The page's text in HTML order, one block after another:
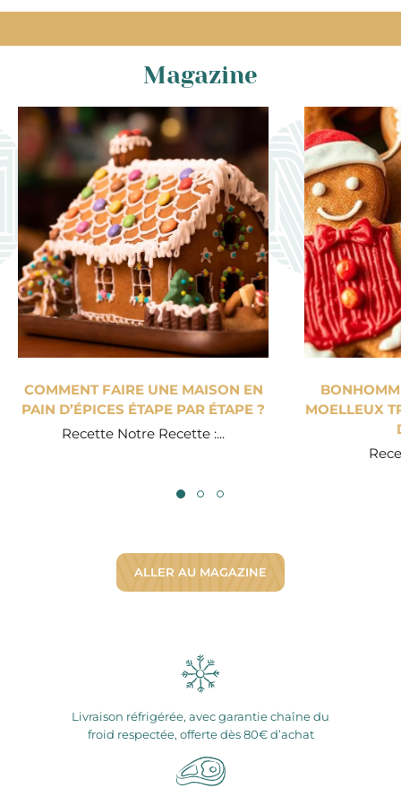
Magazine
COMMENT FAIRE UNE MAISON EN
PAIN D’ÉPICES ÉTAPE PAR ÉTAPE ?
Recette Notre Recette :...
MOELLEUX
ALLER AU MAGAZINE
Livraison réfrigérée, avec garantie chaîne du
froid respectée, offerte dès 80€ d’achat